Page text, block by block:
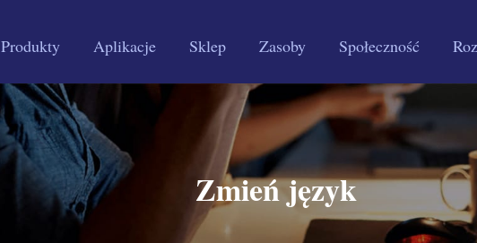
Produkty Aplikacje Sklep Zasoby Społeczność
Zmień język